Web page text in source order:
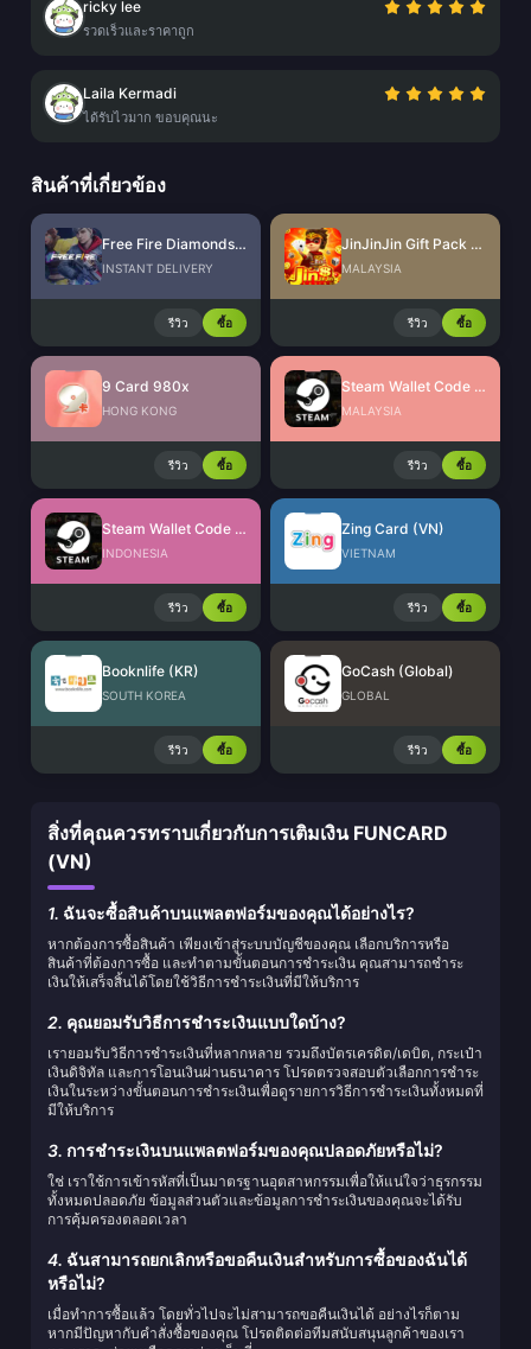
ricky lee
รวดเร็วและราคาถูก
Laila Kermadi
ได้รับไวมาก ขอบคุณนะ
สินค้าที่เกี่ยวข้อง
Free Fire Diamonds EU + TR
INSTANT DELIVERY
รีวิว ซื้อ
JinJinJin Gift Pack Redeem Code
MALAYSIA
รีวิว ซื้อ
9 Card 980x
HONG KONG
รีวิว ซื้อ
Steam Wallet Code (MYR)
MALAYSIA
รีวิว ซื้อ
Steam Wallet Code (IDR)
INDONESIA
รีวิว ซื้อ
Zing Card (VN)
VIETNAM
รีวิว ซื้อ
Booknlife (KR)
SOUTH KOREA
รีวิว ซื้อ
GoCash (Global)
GLOBAL
รีวิว ซื้อ
สิ่งที่คุณควรทราบเกี่ยวกับการเติมเงิน FUNCARD
(VN)
1. ฉันจะซื้อสินค้าบนแพลตฟอร์มของคุณได้อย่างไร?
หากต้องการซื้อสินค้า เพียงเข้าสู่ระบบบัญชีของคุณ เลือกบริการหรือ
สินค้าที่ต้องการซื้อ และทำตามขั้นตอนการชำระเงิน คุณสามารถชำระ
เงินให้เสร็จสิ้นได้โดยใช้วิธีการชำระเงินที่มีให้บริการ
2. คุณยอมรับวิธีการชำระเงินแบบใดบ้าง?
เรายอมรับวิธีการชำระเงินที่หลากหลาย รวมถึงบัตรเครดิต/เดบิต, กระเป๋า
เงินดิจิทัล และการโอนเงินผ่านธนาคาร โปรดตรวจสอบตัวเลือกการชำระ
เงินในระหว่างขั้นตอนการชำระเงินเพื่อดูรายการวิธีการชำระเงินทั้งหมดที่
มีให้บริการ
3. การชำระเงินบนแพลตฟอร์มของคุณปลอดภัยหรือไม่?
ใช่ เราใช้การเข้ารหัสที่เป็นมาตรฐานอุตสาหกรรมเพื่อให้แน่ใจว่าธุรกรรม
ทั้งหมดปลอดภัย ข้อมูลส่วนตัวและข้อมูลการชำระเงินของคุณจะได้รับ
การคุ้มครองตลอดเวลา
4. ฉันสามารถยกเลิกหรือขอคืนเงินสำหรับการซื้อของฉันได้
หรือไม่?
เมื่อทำการซื้อแล้ว โดยทั่วไปจะไม่สามารถขอคืนเงินได้ อย่างไรก็ตาม
หากมีปัญหากับคำสั่งซื้อของคุณ โปรดติดต่อทีมสนับสนุนลูกค้าของเรา